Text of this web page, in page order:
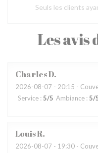
Les avis
CharlesD
2026-08-07 - 20:15 -
Service : 5/5 Ambiance : 5/
LouisR
2026-08-07 - 19:30 -
Seuls les clients